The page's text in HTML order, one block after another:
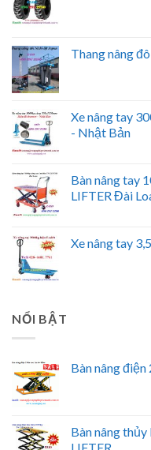
Thang nâng
Xe nâng tay
- Nhật Bản
Bàn nâng tay
LIFTER Đài
Xe nâng tay
NỔI BẬT
Bàn nâng
Bàn nâng
LIFTER